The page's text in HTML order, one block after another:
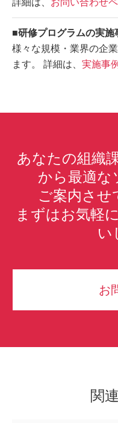
詳細は、 お問い合わせ
■研修プログラムの実施
様々な規模・業界の企
ます。 詳細は、 実施事
あなたの組織
から最適な
ご案内させ
まずはお気軽
い
お
関